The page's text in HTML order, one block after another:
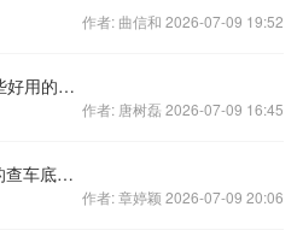
作者: 曲信和 2026-07-09 19:52
手机ps软件免费版推荐 有哪些好用的PS软件
作者: 唐树磊 2026-07-09 16:45
买车查底价什么软件好 好用的查车底价软件排行榜
作者: 章婷颖 2026-07-09 20:06